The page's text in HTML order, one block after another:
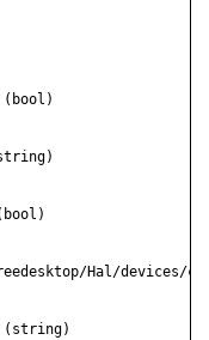
(bool)
Hal/devices/
(string)